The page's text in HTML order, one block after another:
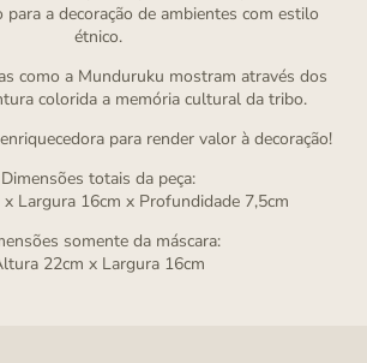
a decoração de ambientes com estilo
étnico.
como a Munduruku mostram através dos
colorida a memória cultural da tribo.
para render valor à decoração!
Dimensões totais da peça:
Largura 16cm x Profundidade 7,5cm
somente da máscara:
22cm x Largura 16cm